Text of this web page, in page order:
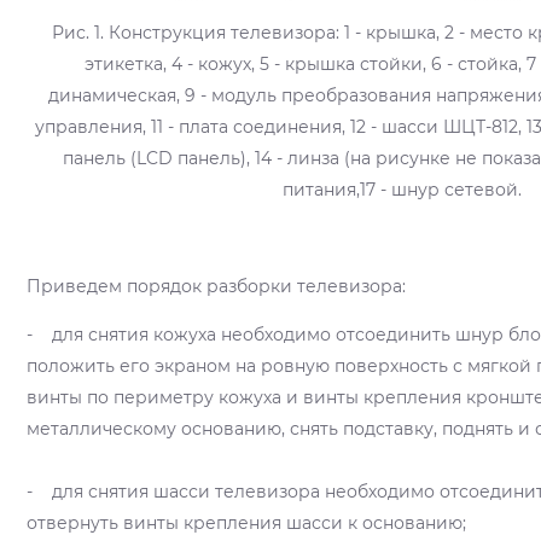
Рис. 1. Конструкция телевизора: 1 - крышка, 2 - место
этикетка, 4 - кожух, 5 - крышка стойки, 6 - стойка,
динамическая, 9 - модуль преобразования
управления, 11 - плата соединения, 12 - шасси ШЦТ-812,
панель (LCD панель), 14 - линза (на рисунке не
питания,17 - шнур сетевой.
Приведем порядок разборки телевизора:
- для снятия кожуха необходимо отсоединить шнур
положить его экраном на ровную поверхность с мягкой
винты по периметру кожуха и винты крепления
металлическому основанию, снять подставку, поднять и
- для снятия шасси телевизора необходимо
отвернуть винты крепления шасси к основанию;